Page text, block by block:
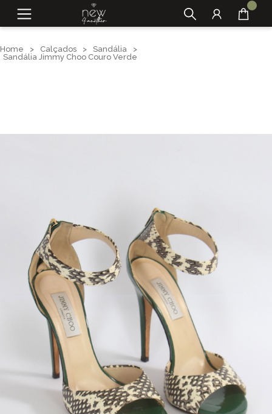
Home > Calçados > Sandália
>
Sandália Jimmy Choo Couro Verde